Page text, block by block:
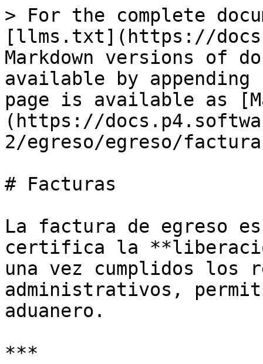
> For the complete
[llms.txt](https://
Markdown versions of
available by
page is available as
(https://
2/egreso/egreso/
# Facturas
La factura de egreso es
certifica la
una vez cumplidos
administrativos,
aduanero.
***